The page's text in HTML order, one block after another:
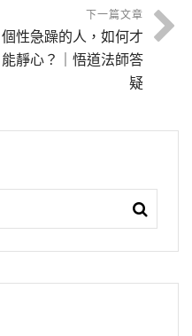
一０六集）02-034-
十三集）
理會它，隨它去，帶
帶得去？這一句阿彌
念念掉。如何才能念
易了，放不下難了。
的，什麼都是空的，
。祖師大德常常提醒
五一０集）
肉，不再傷害眾生，
以後慢慢發現，這些
移民到澳洲，在澳洲
搬進去，睡了一覺，
間全是螞蟻。我沒有
蟻菩薩，你們從哪裡
哪裡來的我不知道，
了。我們可以跟牠溝
在在人道，其他道的
況我們應該非常理
樂享受，但是享受的
麻煩！特別是人事環
裡就有怨恨。你是無
產生怨恨，這就是造
人能代。
年，我們的壽命就少
像年節這種慶賀，慶
想想，壽命一天一
麼好慶賀？如果一年
那我們就格外要加緊
密切。一切諸佛讚歎
之王」。阿彌陀佛的
到任何佛國土去見
佛一看到這阿彌陀佛
阿彌陀佛的光。諸佛
問我的時候，何守信
下一篇文章
個性急躁的人，如何才
能靜心？｜悟道法師答
疑